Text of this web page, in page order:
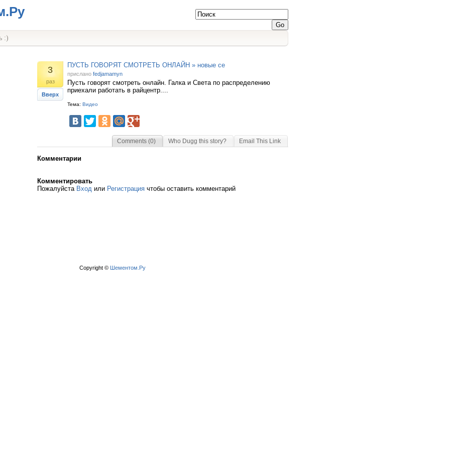
:)
3
раз
Вверх
ПУСТЬ ГОВОРЯТ СМОТРЕТЬ ОНЛАЙН » новые се
прислано fedjamamyn
Пусть говорят смотреть онлайн. Галка и Света по распределению
приехали работать в райцентр....
Тема: Видео
Comments (0) Who Dugg this story? Email This Link
Комментарии
Комментировать
Пожалуйста Вход или Регистрация чтобы оставить комментарий
Copyright © Шементом.Ру